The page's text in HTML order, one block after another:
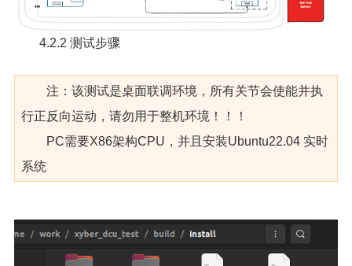
4.2.2 测试步骤
注：该测试是桌面联调环境，所有关节会使能并执
行正反向运动，请勿用于整机环境！！！
PC需要X86架构CPU，并且安装Ubuntu22.04 实时
系统